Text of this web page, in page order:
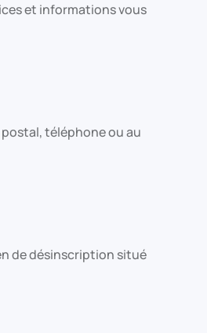
et informations vous
téléphone ou au
de désinscription situé